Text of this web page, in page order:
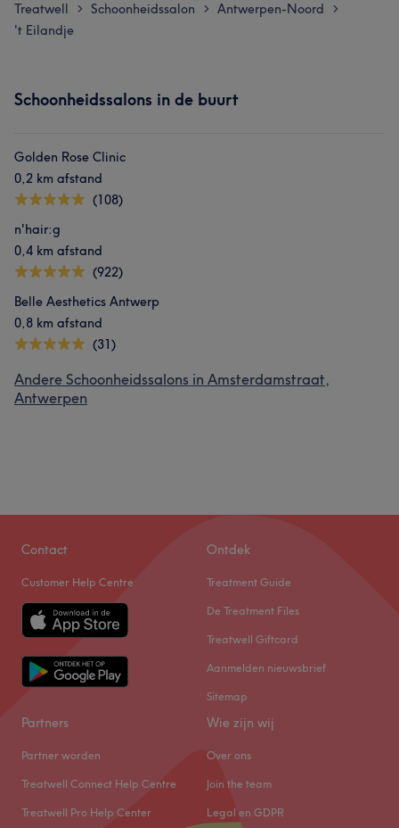
Treatwell > Schoonheidssalon > Antwerpen-Noord >
't Eilandje
Schoonheidssalons in de buurt
Golden Rose Clinic
0,2 km afstand
(108)
n'hair:g
0,4 km afstand
(922)
Belle Aesthetics Antwerp
0,8 km afstand
(31)
Andere Schoonheidssalons in Amsterdamstraat,
Antwerpen
Contact
Customer Help Centre
Ontdek
Treatment Guide
De Treatment Files
Treatwell Giftcard
Aanmelden nieuwsbrief
Sitemap
Partners
Partner worden
Treatwell Connect Help Centre
Treatwell Pro Help Center
Wie zijn wij
Over ons
Join the team
Legal en GDPR